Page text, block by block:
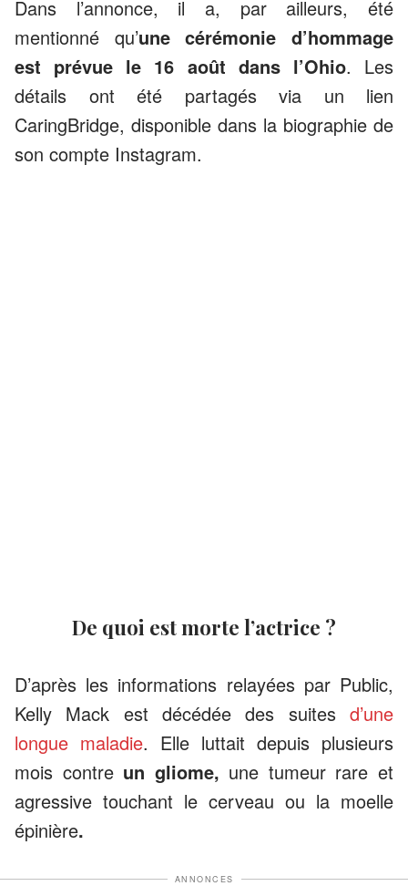
Dans l’annonce, il a, par ailleurs, été
mentionné qu’une cérémonie d’hommage
est prévue le 16 août dans l’Ohio. Les
détails ont été partagés via un lien
CaringBridge, disponible dans la biographie de
son compte Instagram.
De quoi est morte l’actrice ?
D’après les informations relayées par Public,
Kelly Mack est décédée des suites d’une
longue maladie. Elle luttait depuis plusieurs
mois contre un gliome, une tumeur rare et
agressive touchant le cerveau ou la moelle
épinière.
ANNONCES